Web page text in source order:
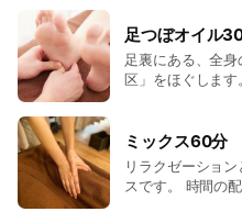
足つぼオイル
足裏にある、全
区」をほぐしま
ミックス60
リラクゼーショ
スです。 時間の